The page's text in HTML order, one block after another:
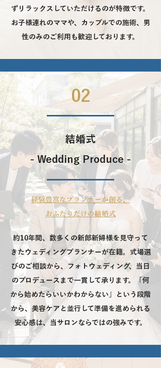
ずリラックスしていただけるのが特徴です。
お子様連れのママや、カップルでの施術、男
性のみのご利用も歓迎しております。
02
結婚式
- Wedding Produce -
経験豊富なプランナーが創る、
おふたりだけの結婚式
​​約10年間、数多くの新郎新婦様を見守って
きたウェディングプランナーが在籍。式場選
びのご相談から、フォトウェディング、当日
のプロデュースまで一貫して承ります。「何
から始めたらいいかわからない」という段階
から、美容ケアと並行して準備を進められる
安心感は、当サロンならではの強みです。